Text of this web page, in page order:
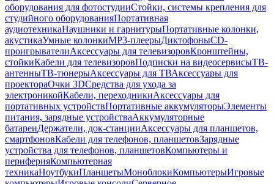
оборудования для фотостудииСтойки, системы крепления для
студийного оборудованияПортативная
аудиотехникаНаушники и гарнитурыПортативные колонки,
акустикаУмные колонкиMP3-плеерыДиктофоныCD-
проигрывателиАксессуары для телевизоровКронштейны,
стойкиКабели для телевизоровПодписки на видеосервисыТВ-
антенныТВ-тюнерыАксессуары для ТВАксессуары для
проектораОчки 3DСредства для ухода за
электроникойКабели, переходникиАксессуары для
портативных устройствПортативные аккумуляторыЭлементы
питания, зарядные устройстваАккумуляторные
батареиДержатели, док-станцииАксессуары для планшетов,
смартфоновКабели для телефонов, планшетовЗарядные
устройства для телефонов, планшетовКомпьютеры и
периферияКомпьютерная
техникаНоутбукиПланшетыМоноблокиКомпьютерыИгровые